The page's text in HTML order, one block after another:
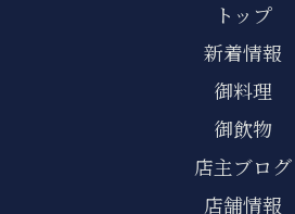
トップ
新着情報
御料理
御飲物
店主ブログ
店舗情報